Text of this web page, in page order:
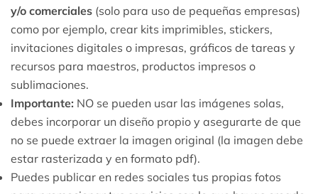
y/o comerciales (solo para uso de pequeñas empresas)
como por ejemplo, crear kits imprimibles, stickers,
invitaciones digitales o impresas, gráficos de tareas y
recursos para maestros, productos impresos o
sublimaciones.
Importante: NO se pueden usar las imágenes solas,
debes incorporar un diseño propio y asegurarte de que
no se puede extraer la imagen original (la imagen debe
estar rasterizada y en formato pdf).
Puedes publicar en redes sociales tus propias fotos